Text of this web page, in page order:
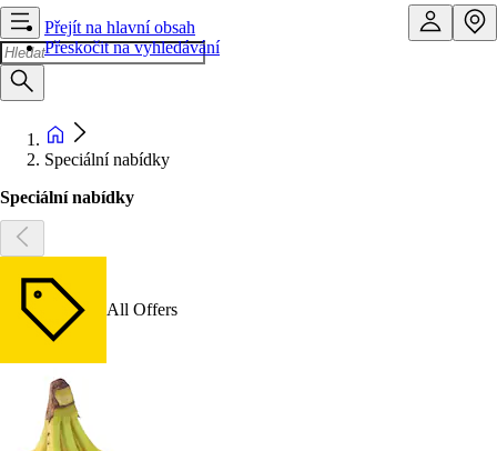
Přejít na hlavní obsah
Přeskočit na vyhledávání
Speciální nabídky
Speciální nabídky
All Offers